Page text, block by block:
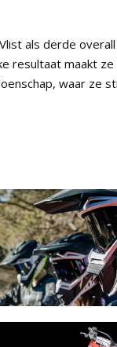
als derde
resultaat maakt
waar ze